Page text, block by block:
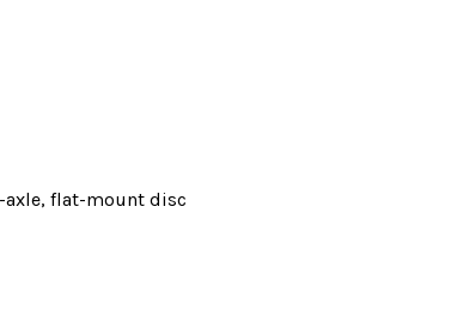
axle, flat-mount disc